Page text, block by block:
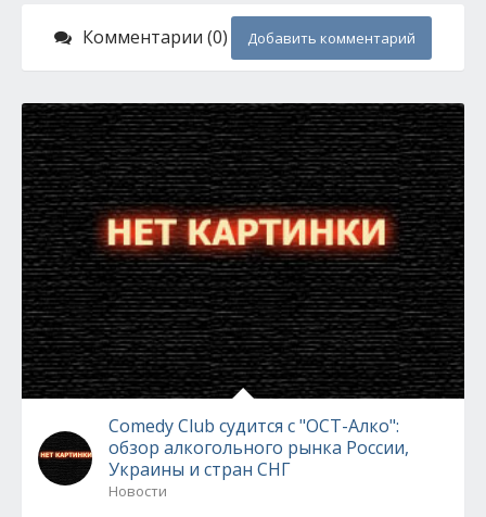
Комментарии (0) Добавить комментарий
Comedy Club судится с "ОСТ-Алко":
обзор алкогольного рынка России,
Украины и стран СНГ
Новости